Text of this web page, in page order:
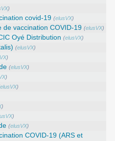
)
covid-19 (elusVX)
de vaccination COVID‑19 (elusVX)
Oyé Distribution (elusVX)
(elusVX)
)
(elusVX)
)
elusVX)
)
)
(elusVX)
COVID-19 (ARS et